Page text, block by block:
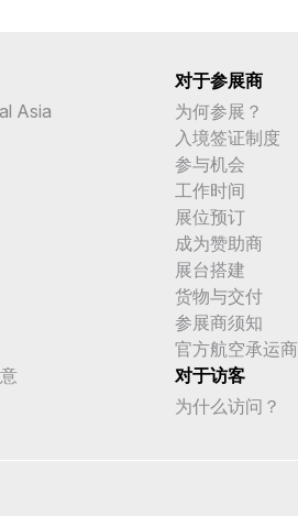
Asia
对于参展商
为何参展？
入境签证制度
参与机会
工作时间
展位预订
成为赞助商
展台搭建
货物与交付
参展商须知
官方航空承运商
对于访客
为什么访问？